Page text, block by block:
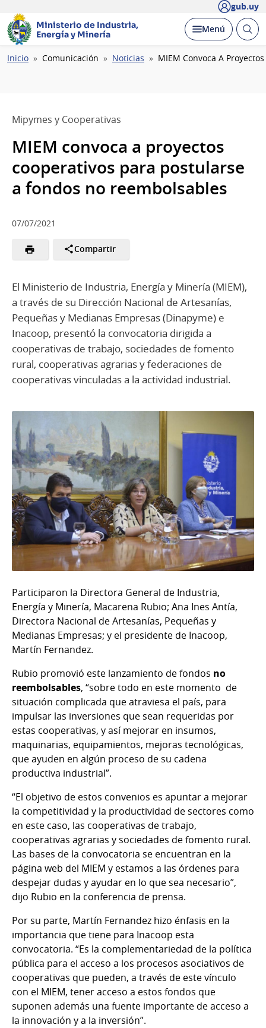
gub.uy
Ministerio de Industria,
Energía y Minería
Desplegar
Menú Abrir
Ruta
Inicio Comunicación Noticias MIEM Convoca A
Mipymes y Cooperativas
MIEM convoca a proyectos
cooperativos para postularse
a fondos no reembolsables
07/07/2021
Compartir
El Ministerio de Industria, Energía y Minería (MIEM),
a través de su Dirección Nacional de Artesanías,
Pequeñas y Medianas Empresas (Dinapyme) e
Inacoop, presentó la convocatoria dirigida a
cooperativas de trabajo, sociedades de fomento
rural, cooperativas agrarias y federaciones de
cooperativas vinculadas a la actividad industrial.
Participaron la Directora General de Industria,
Energía y Minería, Macarena Rubio; Ana Ines Antía,
Directora Nacional de Artesanías, Pequeñas y
Medianas Empresas; y el presidente de Inacoop,
Martín Fernandez.
Rubio promovió este lanzamiento de fondos no
reembolsables, “sobre todo en este momento de
situación complicada que atraviesa el país, para
impulsar las inversiones que sean requeridas por
estas cooperativas, y así mejorar en insumos,
maquinarias, equipamientos, mejoras tecnológicas,
que ayuden en algún proceso de su cadena
productiva industrial”.
“El objetivo de estos convenios es apuntar a mejorar
la competitividad y la productividad de sectores como
en este caso, las cooperativas de trabajo,
cooperativas agrarias y sociedades de fomento rural.
Las bases de la convocatoria se encuentran en la
página web del MIEM y estamos a las órdenes para
despejar dudas y ayudar en lo que sea necesario”,
dijo Rubio en la conferencia de prensa.
Por su parte, Martín Fernandez hizo énfasis en la
importancia que tiene para Inacoop esta
convocatoria. “Es la complementariedad de la política
pública para el acceso a los procesos asociativos de
cooperativas que pueden, a través de este vínculo
con el MIEM, tener acceso a estos fondos que
suponen además una fuente importante de acceso a
la innovación y a la inversión”.